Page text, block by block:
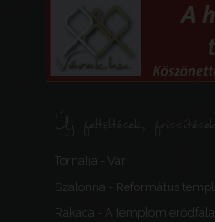
Új feltöltések, frissítések
Tornalja - Vár
Szalonna - Református
Rakaca - A templom erődfala